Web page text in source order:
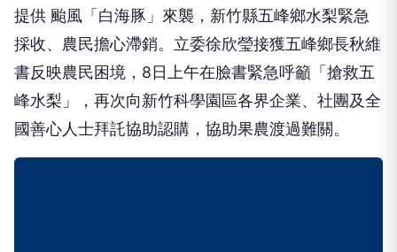
提供 颱風「白海豚」來襲，新竹縣五峰鄉水梨緊急
採收、農民擔心滯銷。立委徐欣瑩接獲五峰鄉長秋維
書反映農民困境，8日上午在臉書緊急呼籲「搶救五
峰水梨」，再次向新竹科學園區各界企業、社團及全
國善心人士拜託協助認購，協助果農渡過難關。